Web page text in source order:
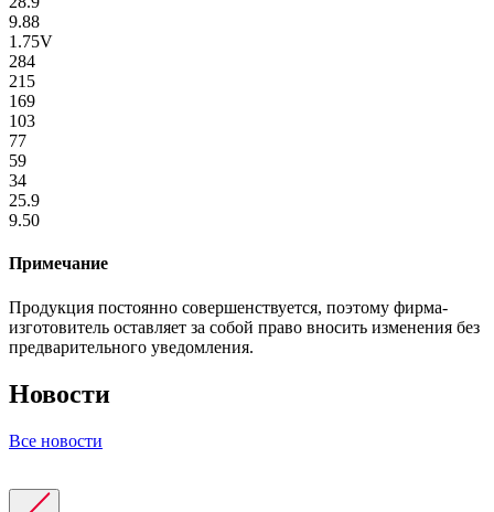
9.88
1.75V
284
215
169
103
77
59
34
25.9
9.50
Примечание
Продукция постоянно совершенствуется, поэтому фирма-
изготовитель оставляет за собой право вносить изменения без
предварительного уведомления.
Новости
Все новости